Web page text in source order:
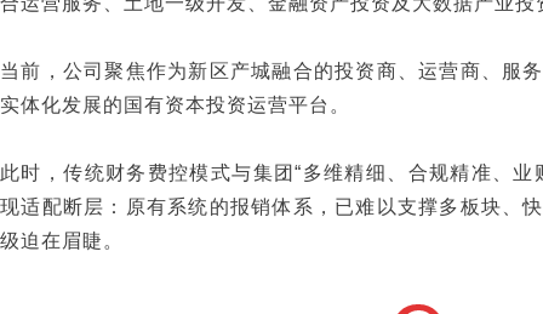
当前，公司聚焦作为新区产城融合的投资商、运营商、服
实体化发展的国有资本投资运营平台。
此时，传统财务费控模式与集团“多维精细、合规精准、
现适配断层：原有系统的报销体系，已难以支撑多板块、
级迫在眉睫。